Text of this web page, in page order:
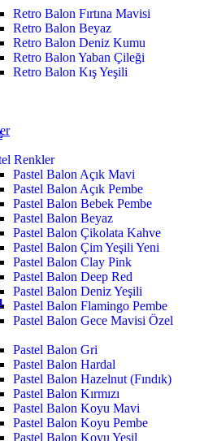
Retro Balon Fırtına Mavisi
Retro Balon Beyaz
Retro Balon Deniz Kumu
Retro Balon Yaban Çileği
Retro Balon Kış Yeşili
Renkler
Pastel Balon Açık Mavi
Pastel Balon Açık Pembe
Pastel Balon Bebek Pembe
Pastel Balon Beyaz
Pastel Balon Çikolata Kahve
Pastel Balon Çim Yeşili Yeni
Pastel Balon Clay Pink
Pastel Balon Deep Red
Pastel Balon Deniz Yeşili
Pastel Balon Flamingo Pembe
Pastel Balon Gece Mavisi Özel
Pastel Balon Gri
Pastel Balon Hardal
Pastel Balon Hazelnut (Fındık)
Pastel Balon Kırmızı
Pastel Balon Koyu Mavi
Pastel Balon Koyu Pembe
Pastel Balon Koyu Yeşil